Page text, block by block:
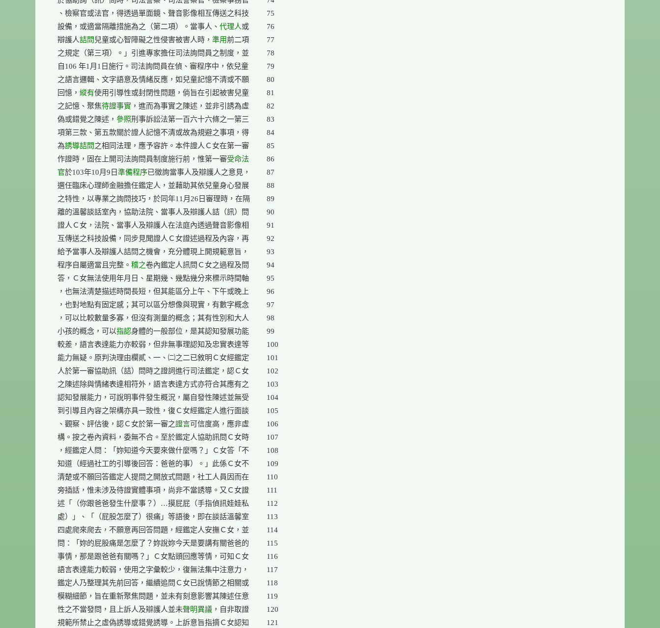
    、檢察官或法官，得透過單面鏡、聲音影像相互傳送之科技
    設備，或適當隔離措施為之（第二項）。當事人、
代理人或
    辯護人
詰問 兒童或心智障礙之性侵害被害人時， 準用前二項
    之規定（第三項）。」引進專家擔任司法詢問員之制度，並
    自106 年1月1日施行。司法詢問員在偵、審程序中，依兒童
    之語言邏輯、文字語意及情緒反應，如兒童記憶不清或不願
    回憶，
縱有使用引導性或封閉性問題，倘旨在引起被害兒童
    之記憶、聚焦
待證事實，進而為事實之陳述，並非引誘為虛
    偽或錯覺之陳述，
參照刑事訴訟法第一百六十六條之一第三
    項第三款、第五款關於證人記憶不清或故為規避之事項，得
    為
誘導詰問之相同法理，應予容許。本件證人Ｃ女在第一審
    作證時，固在上開司法詢問員制度施行前，惟第一審
受命法
    官
於103年10月9日準備程序已徵詢當事人及辯護人之意見，
    選任臨床心理師金融擔任鑑定人，並藉助其依兒童身心發展
    之特性，以專業之詢問技巧，於同年11月26日審理時，在隔
    離的溫馨談話室內，協助法院、當事人及辯護人詰（訊）問
    證人Ｃ女，法院、當事人及辯護人在法庭內透過聲音影像相
    互傳送之科技設備，同步見聞證人Ｃ女證述過程及內容，再
    給予當事人及辯護人詰問之機會，充分體現上開規範意旨，
    程序自屬適當且完整。
稽之卷內鑑定人訊問Ｃ女之過程及問
    答，Ｃ女無法使用年月日、星期幾、幾點幾分來標示時間軸
    ，也無法清楚描述時間長短，但其能區分上午、下午或晚上
    ，也對地點有固定感；其可以區分想像與現實，有數字概念
    ，可以比較數量多寡，但沒有測量的概念；其有性別和大人
    小孩的概念，可以
指認身體的一般部位，是其認知發展功能
    較差，語言表達能力亦較弱，但非無事理認知及忠實表達等
    能力無疑。原判決理由欄貳、一、㈡之二已敘明Ｃ女經鑑定
    人於第一審協助訊（詰）問時之證詞進行司法鑑定，認Ｃ女
    之陳述除與情緒表達相符外，語言表達方式亦符合其應有之
    認知發展能力，可說明事件發生概況，屬自發性陳述並無受
    到引導且內容之架構亦具一致性，復Ｃ女經鑑定人進行面談
    、觀察、評估後，認Ｃ女於第一審之
證言可信度高，應非虛
    構。按之卷內資料，委無不合。至於鑑定人協助訊問Ｃ女時
    ，經鑑定人問：「妳知道今天要來做什麼嗎？」Ｃ女答「不
    知道（經過社工的引導後回答：爸爸的事）。」此係Ｃ女不
    清楚或不願回答鑑定人提問之開放式問題，社工人員因而在
    旁插話，惟未涉及待證實體事項，尚非不當誘導。又Ｃ女證
    述「（你跟爸爸發生什麼事？）…摸屁屁（手指偵訊娃娃私
    處）」、「（屁股怎麼了）很痛」等語後，即在談話溫馨室
    四處爬來爬去，不願意再回答問題，經鑑定人安撫Ｃ女，並
    問：「妳的屁股痛是怎麼了？妳說妳今天是要講有關爸爸的
    事情，那是跟爸爸有關嗎？」Ｃ女點頭回應等情，可知Ｃ女
    語言表達能力較弱，使用之字彙較少，復無法集中注意力，
    鑑定人乃整理其先前回答，繼續追問Ｃ女已說情節之相關或
    模糊細節，旨在重新聚焦問題，並未有刻意影響其陳述任意
    性之不當發問，且上訴人及辯護人並未
聲明異議，自非取證
    規範所禁止之虛偽誘導或錯覺誘導。上訴意旨指摘Ｃ女認知
75
76
77
78
79
80
81
82
83
84
85
86
87
88
89
90
91
92
93
94
95
96
97
98
99
100
101
102
103
104
105
106
107
108
109
110
111
112
113
114
115
116
117
118
119
120
121